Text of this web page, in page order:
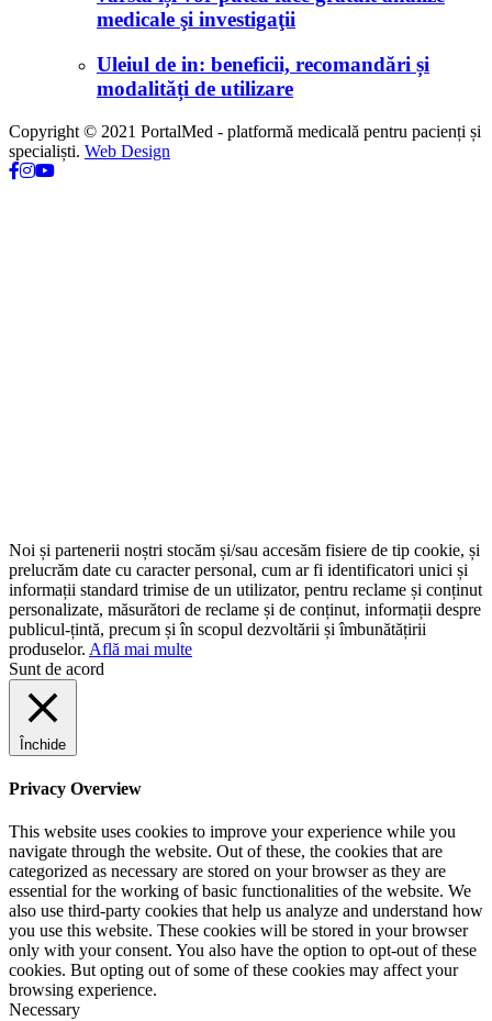
medicale şi investigaţii
Uleiul de in: beneficii, recomandări și
modalități de utilizare
Copyright © 2021 PortalMed - platformă medicală pentru pacienți și
specialiști. Web Design
Noi și partenerii noștri stocăm și/sau accesăm fisiere de tip cookie, și
prelucrăm date cu caracter personal, cum ar fi identificatori unici și
informații standard trimise de un utilizator, pentru reclame și conținut
personalizate, măsurători de reclame și de conținut, informații despre
publicul-țintă, precum și în scopul dezvoltării și îmbunătățirii
produselor. Află mai multe
Sunt de acord
Închide
Privacy Overview
This website uses cookies to improve your experience while you
navigate through the website. Out of these, the cookies that are
categorized as necessary are stored on your browser as they are
essential for the working of basic functionalities of the website. We
also use third-party cookies that help us analyze and understand how
you use this website. These cookies will be stored in your browser
only with your consent. You also have the option to opt-out of these
cookies. But opting out of some of these cookies may affect your
browsing experience.
Necessary